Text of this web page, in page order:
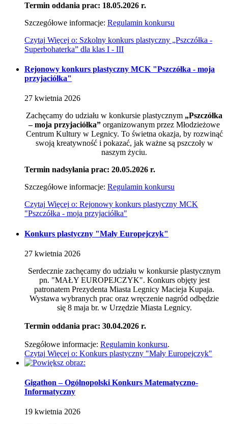
Termin oddania prac: 18.05.2026 r.
Szczegółowe informacje: Regulamin konkursu
Czytaj Więcej o: Szkolny konkurs plastyczny „Pszczółka -
Superbohaterka” dla klas I - III
Rejonowy konkurs plastyczny MCK "Pszczółka - moja
przyjaciółka"
27 kwietnia 2026
Zachęcamy do udziału w konkursie plastycznym „Pszczółka
– moja przyjaciółka” organizowanym przez Młodzieżowe
Centrum Kultury w Legnicy. To świetna okazja, by rozwinąć
swoją kreatywność i pokazać, jak ważne są pszczoły w
naszym życiu.
Termin nadsyłania prac: 20.05.2026 r.
Szczegółowe informacje: Regulamin konkursu
Czytaj Więcej o: Rejonowy konkurs plastyczny MCK
"Pszczółka - moja przyjaciółka"
Konkurs plastyczny "Mały Europejczyk"
27 kwietnia 2026
Serdecznie zachęcamy do udziału w konkursie plastycznym
pn. "MAŁY EUROPEJCZYK". Konkurs objęty jest
patronatem Prezydenta Miasta Legnicy Macieja Kupaja.
Wystawa wybranych prac oraz wręczenie nagród odbędzie
się 8 maja br. w Urzędzie Miasta Legnicy.
Termin oddania prac: 30.04.2026 r.
Szegółowe informacje: Regulamin konkursu.
Czytaj Więcej o: Konkurs plastyczny "Mały Europejczyk"
Gigathon – Ogólnopolski Konkurs Matematyczno-
Informatyczny
19 kwietnia 2026